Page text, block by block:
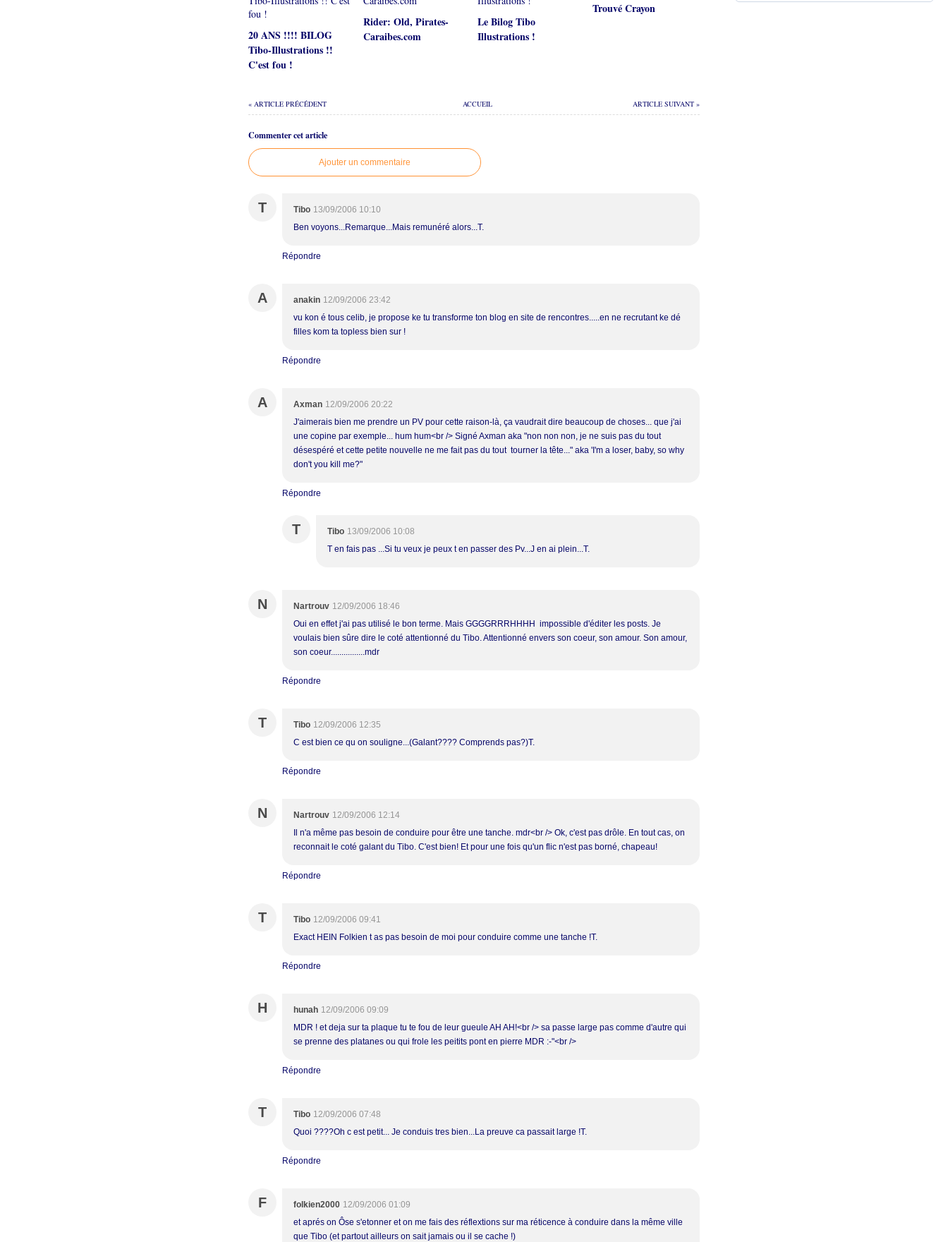
20 ANS !!!! BILOG
Tibo-Illustrations !!
C'est fou !
Rider: Old, Pirates-
Caraibes.com
Le Bilog Tibo
Illustrations !
Trouvé Crayon
ACCUEIL
« ARTICLE PRÉCÉDENT ARTICLE SUIVANT »
Commenter cet article
Ajouter un commentaire
T Tibo 13/09/2006 10:10
Ben voyons...Remarque...Mais remunéré alors...T.
Répondre
A anakin 12/09/2006 23:42
vu kon é tous celib, je propose ke tu transforme ton blog en site de rencontres.....en ne recrutant ke dé
filles kom ta topless bien sur !
Répondre
A Axman 12/09/2006 20:22
J'aimerais bien me prendre un PV pour cette raison-là, ça vaudrait dire beaucoup de choses... que j'ai
une copine par exemple... hum hum<br /> Signé Axman aka "non non non, je ne suis pas du tout
désespéré et cette petite nouvelle ne me fait pas du tout tourner la tête..." aka 'I'm a loser, baby, so why
don't you kill me?"
Répondre
T Tibo 13/09/2006 10:08
T en fais pas ...Si tu veux je peux t en passer des Pv...J en ai plein...T.
N Nartrouv 12/09/2006 18:46
Oui en effet j'ai pas utilisé le bon terme. Mais GGGGRRRHHHH impossible d'éditer les posts. Je
voulais bien sûre dire le coté attentionné du Tibo. Attentionné envers son coeur, son amour. Son amour,
son coeur................mdr
Répondre
T Tibo 12/09/2006 12:35
C est bien ce qu on souligne...(Galant???? Comprends pas?)T.
Répondre
N Nartrouv 12/09/2006 12:14
Il n'a même pas besoin de conduire pour être une tanche. mdr<br /> Ok, c'est pas drôle. En tout cas, on
reconnait le coté galant du Tibo. C'est bien! Et pour une fois qu'un flic n'est pas borné, chapeau!
Répondre
T Tibo 12/09/2006 09:41
Exact HEIN Folkien t as pas besoin de moi pour conduire comme une tanche !T.
Répondre
H hunah 12/09/2006 09:09
MDR ! et deja sur ta plaque tu te fou de leur gueule AH AH!<br /> sa passe large pas comme d'autre qui
se prenne des platanes ou qui frole les peitits pont en pierre MDR :-"<br />
Répondre
T Tibo 12/09/2006 07:48
Quoi ????Oh c est petit... Je conduis tres bien...La preuve ca passait large !T.
Répondre
F folkien2000 12/09/2006 01:09
et aprés on Ôse s'etonner et on me fais des réflextions sur ma réticence à conduire dans la même ville
que Tibo (et partout ailleurs on sait jamais ou il se cache !)